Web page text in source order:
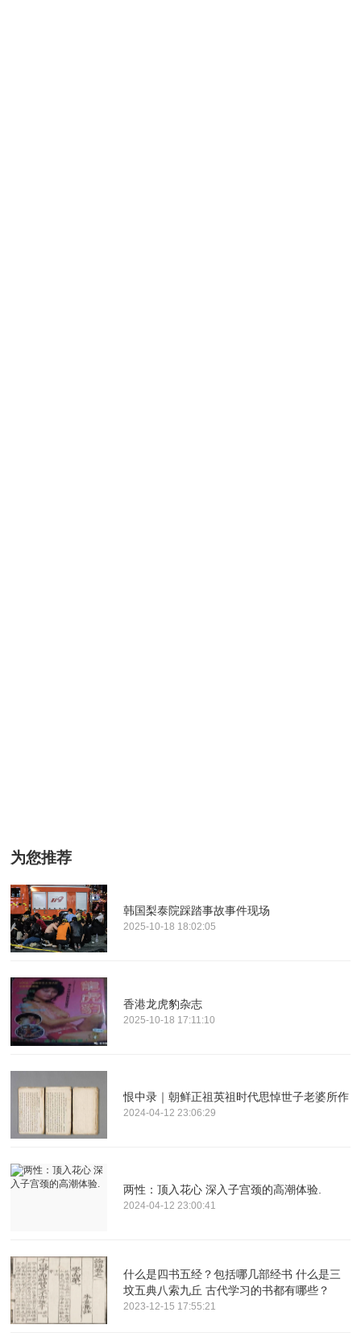
为您推荐
韩国梨泰院踩踏事故事件现场
2025-10-18 18:02:05
香港龙虎豹杂志
2025-10-18 17:11:10
恨中录｜朝鲜正祖英祖时代思悼世子老婆所作
2024-04-12 23:06:29
两性：顶入花心 深入子宫颈的高潮体验.
2024-04-12 23:00:41
什么是四书五经？包括哪几部经书 什么是三
坟五典八索九丘 古代学习的书都有哪些？
2023-12-15 17:55:21